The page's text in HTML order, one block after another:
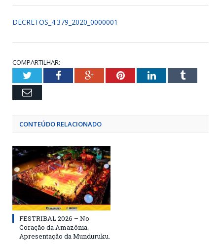
DECRETOS_4.379_2020_0000001
COMPARTILHAR:
TwitterFacebookGoogle+PinterestLinkedInTumblr
Email
CONTEÚDO RELACIONADO
FESTRIBAL 2026 – No
Coração da Amazônia.
Apresentação da Munduruku.